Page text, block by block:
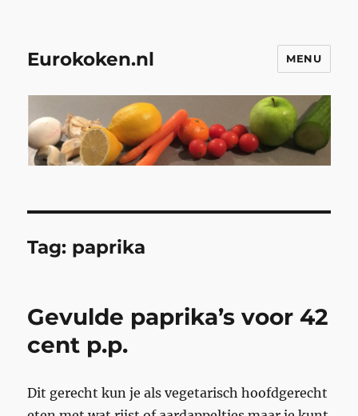
Eurokoken.nl MENU
Tag: paprika
Gevulde paprika’s voor 42
cent p.p.
Dit gerecht kun je als vegetarisch hoofdgerecht